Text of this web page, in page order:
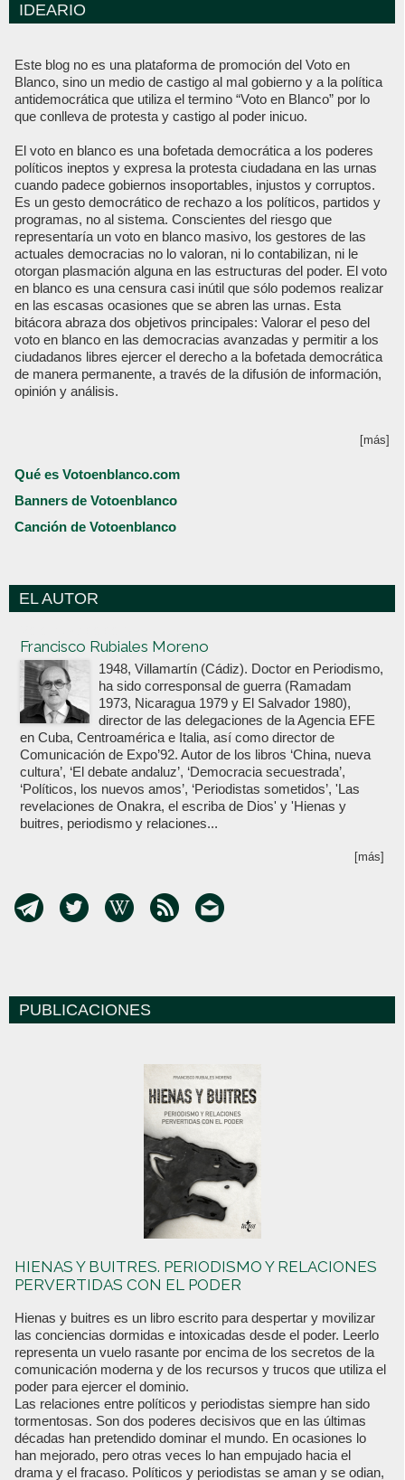
IDEARIO
Este blog no es una plataforma de promoción del Voto en
Blanco, sino un medio de castigo al mal gobierno y a la política
antidemocrática que utiliza el termino “Voto en Blanco” por lo
que conlleva de protesta y castigo al poder inicuo.
El voto en blanco es una bofetada democrática a los poderes
políticos ineptos y expresa la protesta ciudadana en las urnas
cuando padece gobiernos insoportables, injustos y corruptos.
Es un gesto democrático de rechazo a los políticos, partidos y
programas, no al sistema. Conscientes del riesgo que
representaría un voto en blanco masivo, los gestores de las
actuales democracias no lo valoran, ni lo contabilizan, ni le
otorgan plasmación alguna en las estructuras del poder. El voto
en blanco es una censura casi inútil que sólo podemos realizar
en las escasas ocasiones que se abren las urnas. Esta
bitácora abraza dos objetivos principales: Valorar el peso del
voto en blanco en las democracias avanzadas y permitir a los
ciudadanos libres ejercer el derecho a la bofetada democrática
de manera permanente, a través de la difusión de información,
opinión y análisis.
[más]
Qué es Votoenblanco.com
Banners de Votoenblanco
Canción de Votoenblanco
EL AUTOR
Francisco Rubiales Moreno
1948, Villamartín (Cádiz). Doctor en Periodismo,
ha sido corresponsal de guerra (Ramadam
1973, Nicaragua 1979 y El Salvador 1980),
director de las delegaciones de la Agencia EFE
en Cuba, Centroamérica e Italia, así como director de
Comunicación de Expo’92. Autor de los libros ‘China, nueva
cultura’, ‘El debate andaluz’, ‘Democracia secuestrada’,
‘Políticos, los nuevos amos’, ‘Periodistas sometidos’, 'Las
revelaciones de Onakra, el escriba de Dios' y 'Hienas y
buitres, periodismo y relaciones...
[más]
PUBLICACIONES
HIENAS Y BUITRES. PERIODISMO Y RELACIONES
PERVERTIDAS CON EL PODER
Hienas y buitres es un libro escrito para despertar y movilizar
las conciencias dormidas e intoxicadas desde el poder. Leerlo
representa un vuelo rasante por encima de los secretos de la
comunicación moderna y de los recursos y trucos que utiliza el
poder para ejercer el dominio.
Las relaciones entre políticos y periodistas siempre han sido
tormentosas. Son dos poderes decisivos que en las últimas
décadas han pretendido dominar el mundo. En ocasiones lo
han mejorado, pero otras veces lo han empujado hacia el
drama y el fracaso. Políticos y periodistas se aman y se odian,